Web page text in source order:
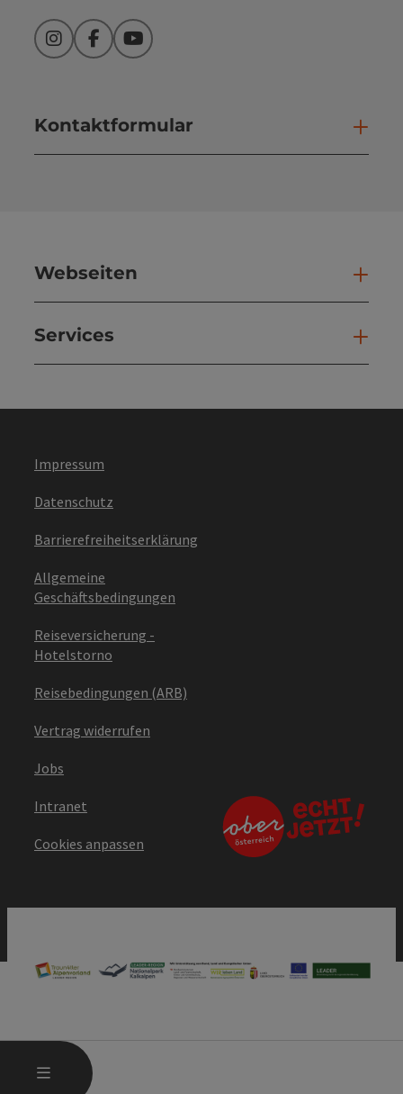
MENÜ
InstagramFacebookYouTube
Kontaktformular
Webseiten
Services
Impressum
Datenschutz
Barrierefreiheitserklärung
Allgemeine
Geschäftsbedingungen
Reiseversicherung -
Hotelstorno
Reisebedingungen (ARB)
Vertrag widerrufen
Jobs
Intranet
Cookies anpassen